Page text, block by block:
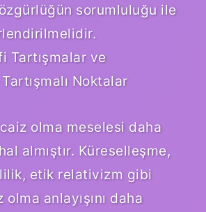
sorumluluğu ile
Tartışmalar ve
Noktalar
olma meselesi daha
almıştır. Küreselleşme,
etik relativizm gibi
anlayışını daha